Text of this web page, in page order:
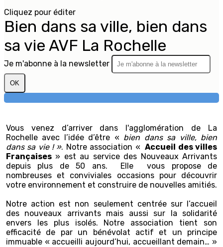
Cliquez pour éditer
Bien dans sa ville, bien dans
sa vie AVF La Rochelle
Je m'abonne à la newsletter
OK
Vous venez d’arriver dans l'agglomération de La
Rochelle avec l’idée d’être « bien dans sa ville, bien
dans sa vie ! ». Notre association « Accueil des villes
Françaises » est au service des Nouveaux Arrivants
depuis plus de 50 ans. Elle vous propose de
nombreuses et conviviales occasions pour découvrir
votre environnement et construire de nouvelles amitiés.
Notre action est non seulement centrée sur l’accueil
des nouveaux arrivants mais aussi sur la solidarité
envers les plus isolés. Notre association tient son
efficacité de par un bénévolat actif et un principe
immuable « accueilli aujourd’hui, accueillant demain… »